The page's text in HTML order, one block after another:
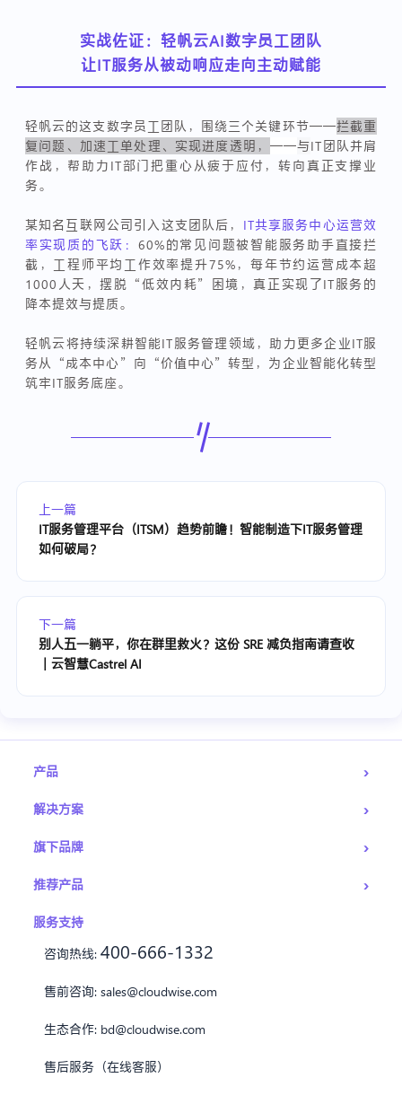
实战佐证：轻帆云AI数字员工团队
让IT服务从被动响应走向主动赋能
轻帆云的这支数字员工团队，围绕三个关键环节——拦截重
复问题、加速工单处理、实现进度透明， ——与IT团队并肩
作战，帮助力IT部门把重心从疲于应付，转向真正支撑业
务。
某知名互联网公司引入这支团队后， IT共享服务中心运营效
率实现质的飞跃： 60%的常见问题被智能服务助手直接拦
截，工程师平均工作效率提升75%，每年节约运营成本超
1000人天，摆脱“低效内耗”困境，真正实现了IT服务的
降本提效与提质。
轻帆云将持续深耕智能IT服务管理领域，助力更多企业IT服
务从“成本中心”向“价值中心”转型，为企业智能化转型
筑牢IT服务底座。
上一篇
IT服务管理平台（ITSM）趋势前瞻！智能制造下IT服务管理
如何破局？
下一篇
别人五一躺平，你在群里救火？这份 SRE 减负指南请查收
｜云智慧Castrel AI
产品 ›
解决方案 ›
旗下品牌 ›
推荐产品 ›
服务支持
咨询热线: 400-666-1332
售前咨询: sales@cloudwise.com
生态合作: bd@cloudwise.com
售后服务（在线客服）